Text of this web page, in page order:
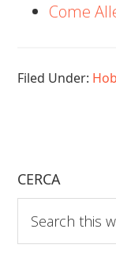
Come
Filed Under:
CERCA
this
website